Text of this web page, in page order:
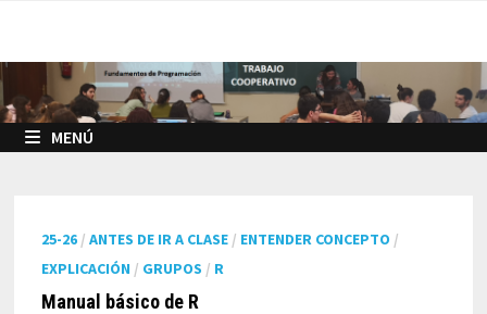
contenido
MENÚ
25-26 /ANTES DE IR A CLASE / ENTENDER CONCEPTO /
EXPLICACIÓN / GRUPOS / R
Manual básico de R